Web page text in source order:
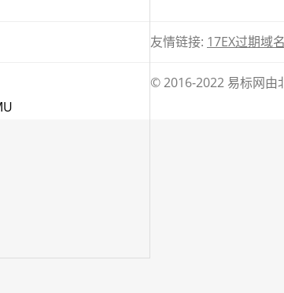
友情链接: 17EX过期域
© 2016-2022 易标网由